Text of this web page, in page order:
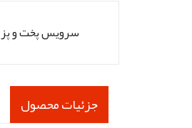
سرویس پخت و پز 20 پارچه فورته مدل adrina-g
جزئیات محصول